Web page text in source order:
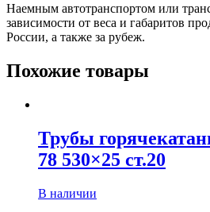
Наемным автотранспортом или
зависимости от веса и габаритов
России, а также за рубеж.
Похожие товары
Трубы
78 530×25 ст.20
В наличии